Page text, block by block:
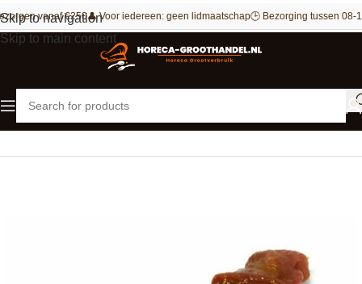
Skip to navigation
Skip to main content
vanaf €250👤 Voor iedereen: geen lidmaatschap🕒 Bezorging tussen 08-
Home Vlees Varkensvlees